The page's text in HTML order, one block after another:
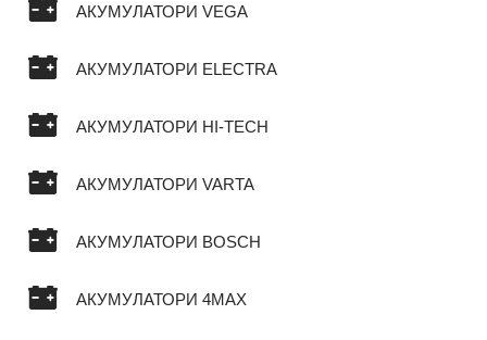
АКУМУЛАТОРИ VEGA
АКУМУЛАТОРИ ELECTRA
АКУМУЛАТОРИ HI-TECH
АКУМУЛАТОРИ VARTA
АКУМУЛАТОРИ BOSCH
АКУМУЛАТОРИ 4MAX